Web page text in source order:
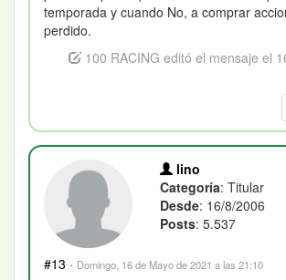
temporada y cuando No, a comprar
perdido.
100 RACING editó el mensaje el
lino
Categoría: Titular
Desde: 16/8/2006
Posts: 5.537
#13 · Domingo, 16 de Mayo de 2021 a las 21:10